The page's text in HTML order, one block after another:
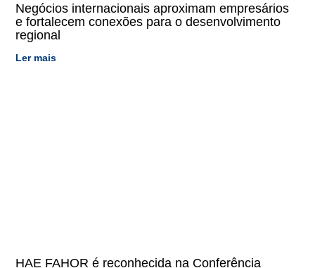
Negócios internacionais aproximam empresários
e fortalecem conexões para o desenvolvimento
regional
Ler mais
HAE FAHOR é reconhecida na Conferência